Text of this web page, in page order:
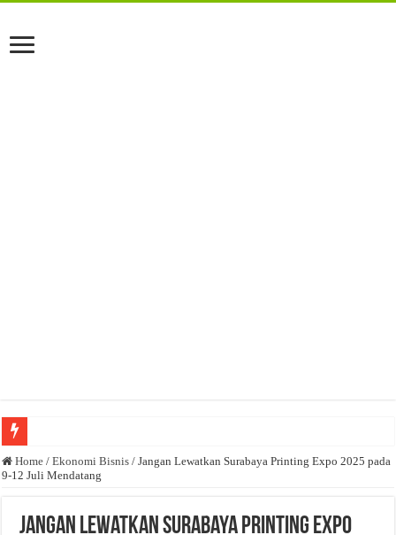
Anda butuh promosi usaha? Kontak ke Email redaksi@bisnisnasional.com
Dibutuhkan Marketing. Lamaran di-email ke redaksi@bisnisnasional.com
Home / Ekonomi Bisnis / Jangan Lewatkan Surabaya Printing Expo 2025 pada
9-12 Juli Mendatang
Jangan Lewatkan Surabaya Printing Expo